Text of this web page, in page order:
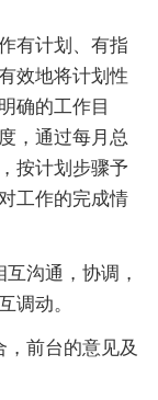
有计划、有指
效地将计划性
确的工作目
，通过每月总
按计划步骤予
工作的完成情
沟通，协调，
调动。
前台的意见及